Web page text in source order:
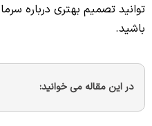
توانید تصمیم بهتری درباره
باشید.
در این مقاله می خوانید: